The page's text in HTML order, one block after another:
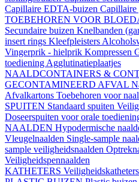
Capillaire EDTA-buizen Capillaire
TOEBEHOREN VOOR
Secundaire buizen Knelbanden
insert rings Kleefpleisters
Vingerprik - hielprik Kompressen
toediening Agglutinatieplaatjes
NAALDCONTAINERS &
GECONTAMINEERD AFVAL
Afvalkartons Toebehoren voor
SPUITEN Standaard spuiten
Doseerspuiten voor orale
NAALDEN Hypodermische
Vleugelnaalden Single-sample
sample veiligheidsnaalden
Veiligheidspennaalden
KATHETERS Veiligheidskatheters